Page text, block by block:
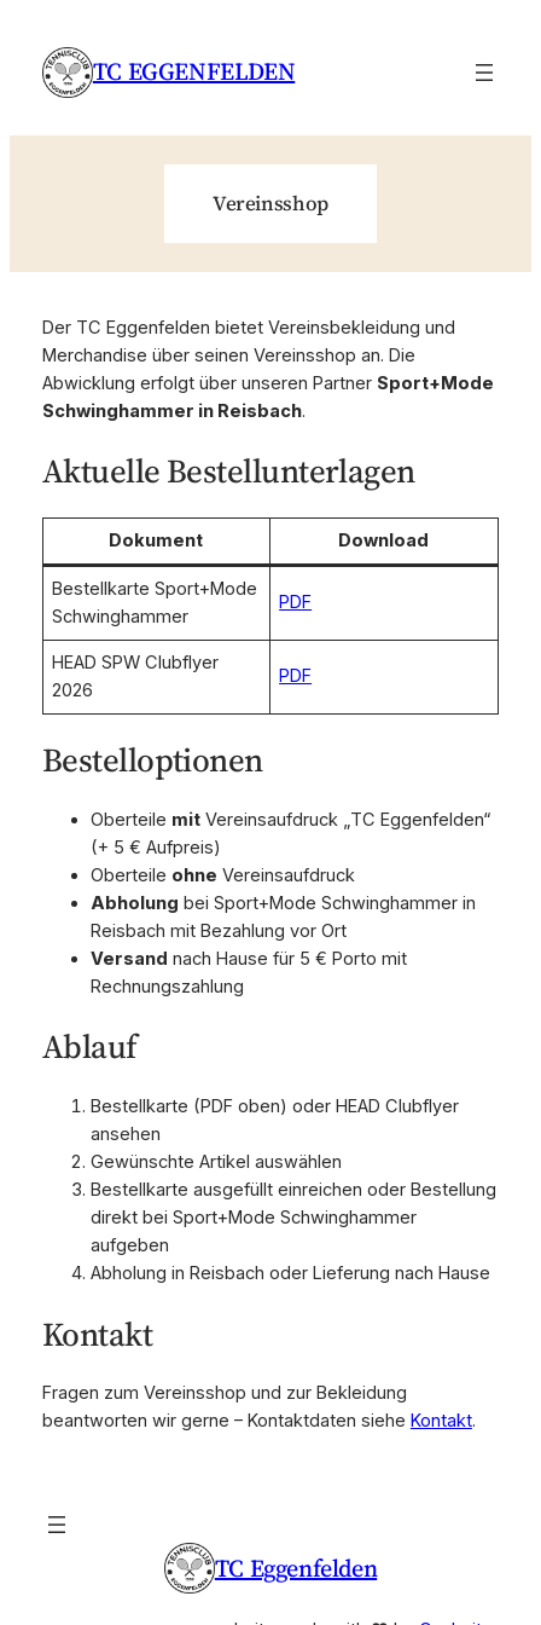
Inhalt
springen
TC EGGENFELDEN
Vereinsshop
Der TC Eggenfelden bietet Vereinsbekleidung und
Merchandise über seinen Vereinsshop an. Die
Abwicklung erfolgt über unseren Partner Sport+Mode
Schwinghammer in Reisbach.
Aktuelle Bestellunterlagen
Dokument Download
Bestellkarte Sport+Mode
Schwinghammer
PDF
HEAD SPW Clubflyer
2026
PDF
Bestelloptionen
Oberteile mitVereinsaufdruck „TC Eggenfelden“
(+ 5 € Aufpreis)
Oberteile ohne Vereinsaufdruck
Abholung bei Sport+Mode Schwinghammer in
Reisbach mit Bezahlung vor Ort
Versand nach Hause für 5 € Porto mit
Rechnungszahlung
Ablauf
Bestellkarte (PDF oben) oder HEAD Clubflyer
ansehen
Gewünschte Artikel auswählen
Bestellkarte ausgefüllt einreichen oder Bestellung
direkt bei Sport+Mode Schwinghammer
aufgeben
Abholung in Reisbach oder Lieferung nach Hause
Kontakt
Fragen zum Vereinsshop und zur Bekleidung
beantworten wir gerne – Kontaktdaten siehe Kontakt.
TC Eggenfelden